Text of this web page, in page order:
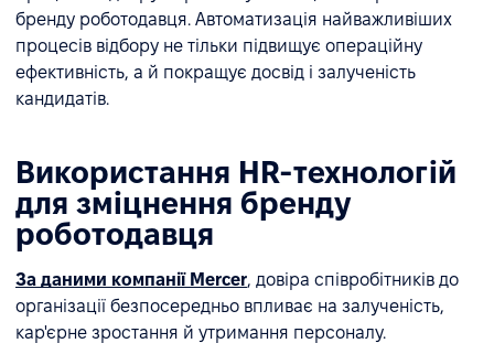
бренду роботодавця. Автоматизація найважливіших
процесів відбору не тільки підвищує операційну
ефективність, а й покращує досвід і залученість
кандидатів.
Використання HR-технологій
для зміцнення бренду
роботодавця
За даними компанії Mercer, довіра співробітників до
організації безпосередньо впливає на залученість,
кар'єрне зростання й утримання персоналу.